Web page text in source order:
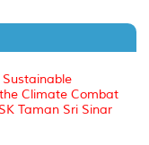
t
Climate Combat
Taman Sri Sinar